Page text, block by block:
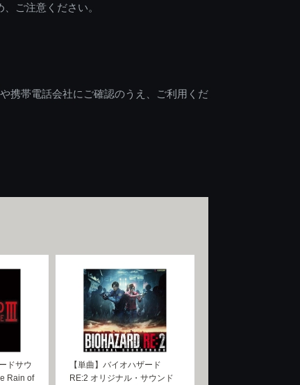
ご注意ください。
携帯電話会社にご確認のうえ、ご利用くだ
ドサウ
Rain of
【単曲】バイオハザード
RE:2 オリジナル・サウンド